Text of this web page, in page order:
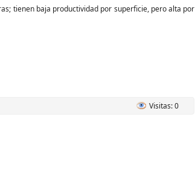
tienen baja productividad por superficie, pero alta por
Visitas: 0